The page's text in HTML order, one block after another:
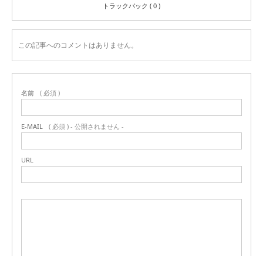
トラックバック ( 0 )
この記事へのコメントはありません。
名前 ( 必須 )
E-MAIL ( 必須 ) - 公開されません -
URL